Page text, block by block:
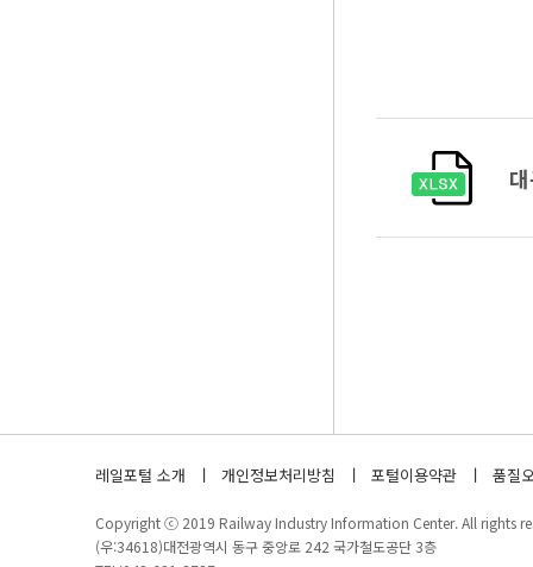
레일포털 소개 개인정보처리방침 포털이용약관 품질
Copyright ⓒ 2019 Railway Industry Information Center. All rights
(우:34618)대전광역시 동구 중앙로 242 국가철도공단 3층